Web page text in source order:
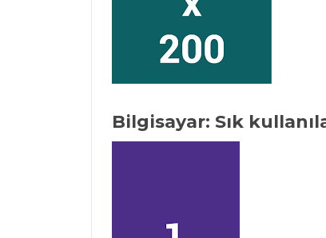
Bilgisayar: Sık